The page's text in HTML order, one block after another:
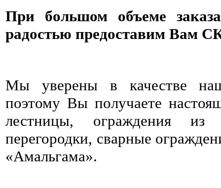
При большом объеме
радостью предоставим Вам
Мы уверены в качестве
поэтому Вы получаете
лестницы, ограждения из
перегородки, сварные
«Амальгама».